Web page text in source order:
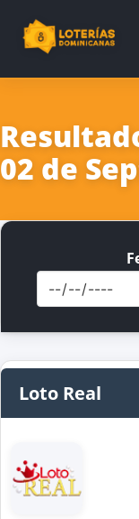
02 de
Loto Real